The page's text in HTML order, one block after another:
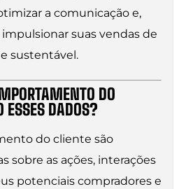
a comunicação e,
suas vendas de
sustentável.
DO
ESSES DADOS?
do cliente são
sobre as ações, interações
potenciais compradores e